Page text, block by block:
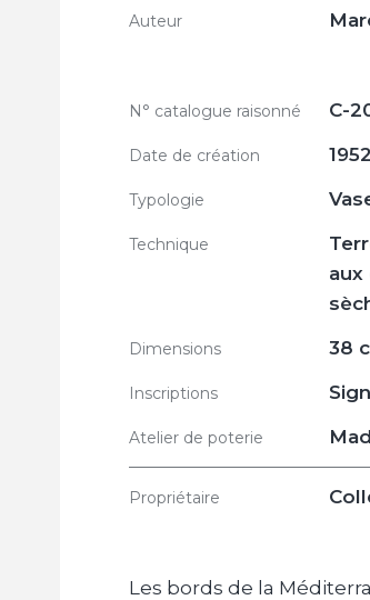
Auteur
N° catalogue raisonné C-
Date de création 1952
Typologie
Technique
aux
Dimensions 38
Inscriptions
Atelier de poterie
Propriétaire
Les bords de la